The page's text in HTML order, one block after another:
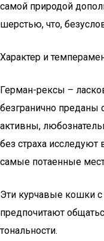
самой природой
шерстью, что,
Характер и
Герман-рексы –
безгранично
активны,
без страха исследуют
самые потаенные
Эти курчавые кошки с
предпочитают
тональности.